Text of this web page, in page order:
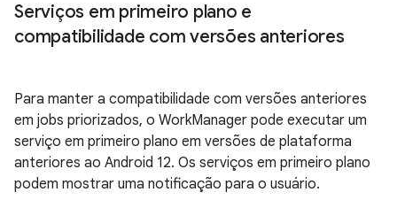
Serviços em primeiro plano e
compatibilidade com versões anteriores
Para manter a compatibilidade com versões anteriores
em jobs priorizados, o WorkManager pode executar um
serviço em primeiro plano em versões de plataforma
anteriores ao Android 12. Os serviços em primeiro plano
podem mostrar uma notificação para o usuário.